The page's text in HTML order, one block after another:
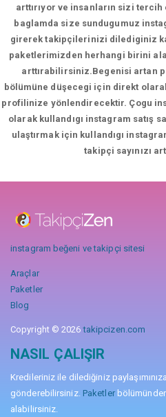
arttırıyor ve insanların sizi tercih
baglamda size sundugumuz
girerek takipçilerinizi dilediginiz
paketlerimizden herhangi birini
arttırabilirsiniz.Begenisi artan
bölümüne düşecegi için direkt
profilinize yönlendirecektir. Çogu
olarak kullandıgı instagram satış
ulaştırmak için kullandıgı
takipçi sayınızı
instagram beğeni ve takipçi sitesi
Araçlar
Paketler
Blog
Copyright © 2026takipcizen.com
NASIL ÇALIŞIR
Kredileriniz ile dilediğiniz
gönderebilirsiniz. Paketler
alabilirsiniz.